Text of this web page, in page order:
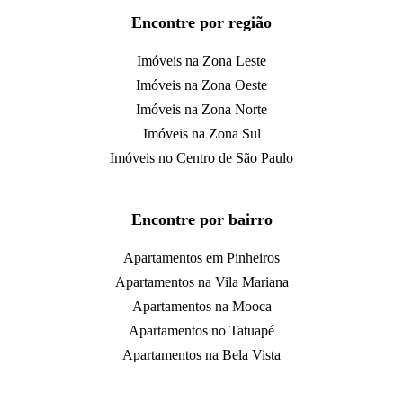
Encontre por região
Imóveis na Zona Leste
Imóveis na Zona Oeste
Imóveis na Zona Norte
Imóveis na Zona Sul
Imóveis no Centro de São Paulo
Encontre por bairro
Apartamentos em Pinheiros
Apartamentos na Vila Mariana
Apartamentos na Mooca
Apartamentos no Tatuapé
Apartamentos na Bela Vista